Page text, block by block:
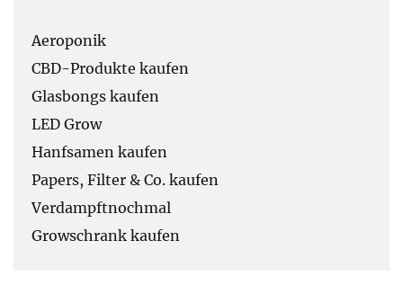
Aeroponik
CBD-Produkte kaufen
Glasbongs kaufen
LED Grow
Hanfsamen kaufen
Papers, Filter & Co. kaufen
Verdampftnochmal
Growschrank kaufen